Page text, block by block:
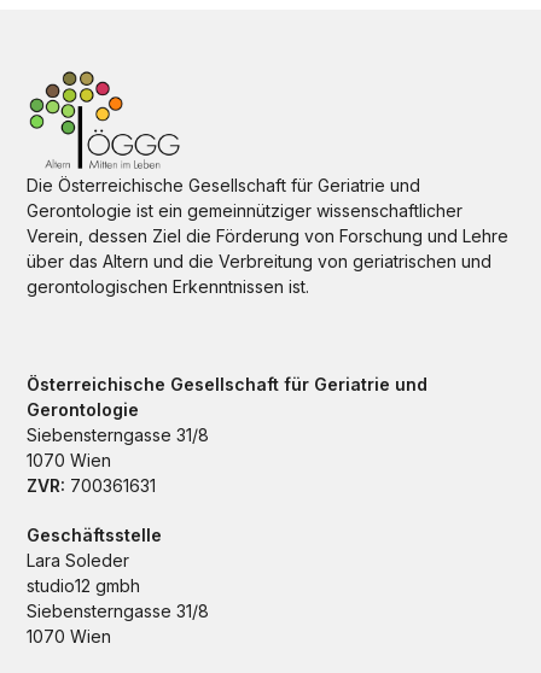
Die Österreichische Gesellschaft für Geriatrie und
Gerontologie ist ein gemeinnütziger wissenschaftlicher
Verein, dessen Ziel die Förderung von Forschung und Lehre
über das Altern und die Verbreitung von geriatrischen und
gerontologischen Erkenntnissen ist.
Österreichische Gesellschaft für Geriatrie und
Gerontologie
Siebensterngasse 31/8
1070 Wien
ZVR: 700361631
Geschäftsstelle
Lara Soleder
studio12 gmbh
Siebensterngasse 31/8
1070 Wien